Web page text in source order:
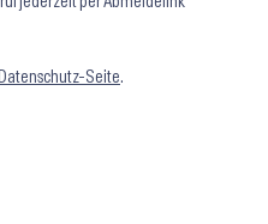
Datenschutz-Seite.